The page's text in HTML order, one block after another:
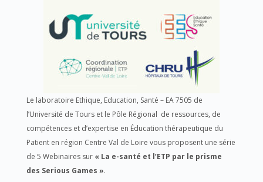
Le laboratoire Ethique, Education, Santé – EA 7505 de
l’Université de Tours et le Pôle Régional de ressources, de
compétences et d’expertise en Éducation thérapeutique du
Patient en région Centre Val de Loire vous proposent une série
de 5 Webinaires sur « La e-santé et l’ETP par le prisme
des Serious Games ».